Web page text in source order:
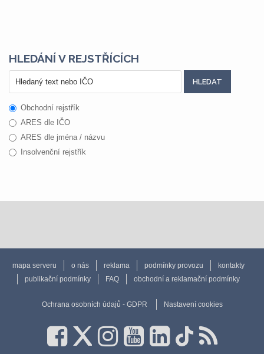
HLEDÁNÍ V REJSTŘÍCÍCH
Obchodní rejstřík
ARES dle IČO
ARES dle jména / názvu
Insolvenční rejstřík
mapa serveru o nás reklama podmínky provozu
kontakty
publikační podmínky
FAQ obchodní a reklamační podmínky
Ochrana osobních údajů - GDPR Nastavení cookies